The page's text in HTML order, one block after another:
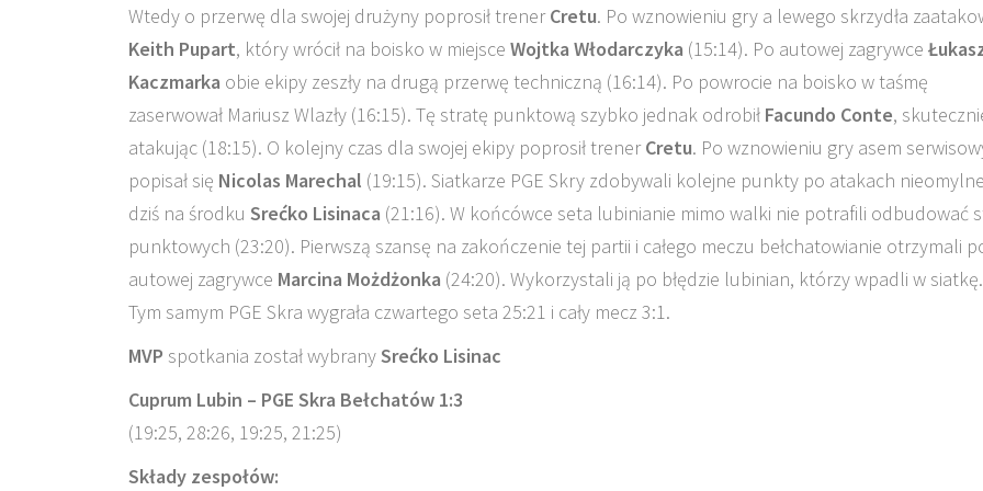
Wtedy o przerwę dla swojej drużyny poprosił trenerCretu. Po wznowieniu gry a lewego skrzydła
Keith Pupart, który wrócił na boisko w miejsce Wojtka Włodarczyka (15:14). Po autowej zagrywce
Kaczmarka obie ekipy zeszły na drugą przerwę techniczną (16:14). Po powrocie na boisko w taśmę
zaserwował Mariusz Wlazły (16:15). Tę stratę punktową szybko jednak odrobił Facundo Conte,
atakując (18:15). O kolejny czas dla swojej ekipy poprosił trenerCretu. Po wznowieniu gry asem
popisał się Nicolas Marechal (19:15). Siatkarze PGE Skry zdobywali kolejne punkty po atakach
dziś na środku Srećko Lisinaca (21:16). W końcówce seta lubinianie mimo walki nie potrafili odbudować
punktowych (23:20). Pierwszą szansę na zakończenie tej partii i całego meczu bełchatowianie otrzymali
autowej zagrywce Marcina Możdżonka (24:20). Wykorzystali ją po błędzie lubinian, którzy wpadli w siatkę.
Tym samym PGE Skra wygrała czwartego seta 25:21 i cały mecz 3:1.
MVP spotkania został wybranySrećko Lisinac
Cuprum Lubin – PGE Skra Bełchatów 1:3
(19:25, 28:26, 19:25, 21:25)
Składy zespołów: